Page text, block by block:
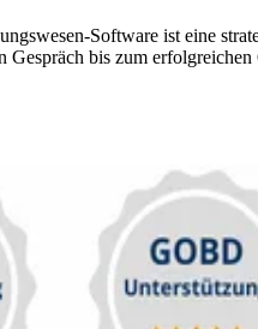
Software ist eine
Gespräch bis zum